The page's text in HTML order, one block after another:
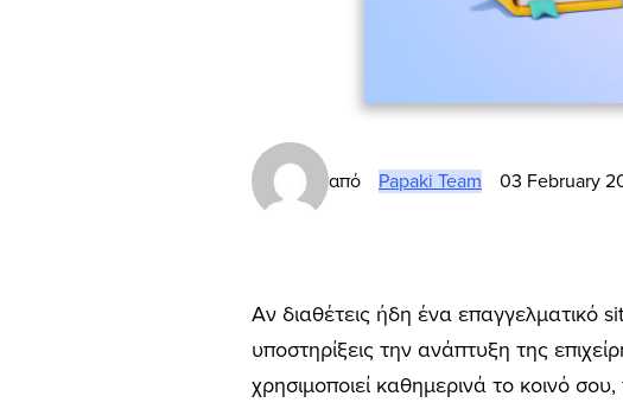
από Papaki Team 03 February
Αν διαθέτεις ήδη ένα επαγγελματικό
υποστηρίξεις την ανάπτυξη της
χρησιμοποιεί καθημερινά το κοινό σου,